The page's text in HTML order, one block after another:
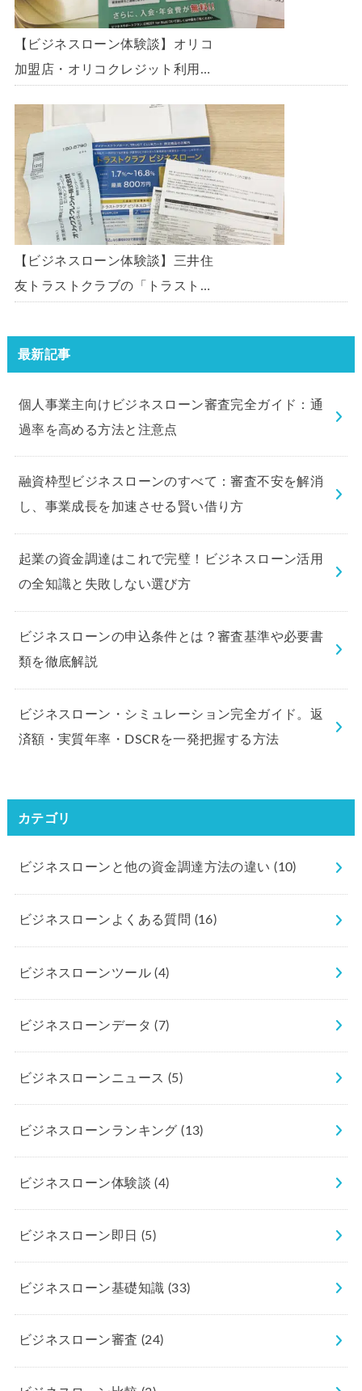
【ビジネスローン体験談】オリコ
加盟店・オリコクレジット利用中
「オリコビジネスサポートプラ
ン」を使う方法がないか、問い合
わせてみた。
【ビジネスローン体験談】三井住
友トラストクラブの「トラストク
験してみました。
最新記事
個人事業主向けビジネスローン審査完全ガイド：通
過率を高める方法と注意点
融資枠型ビジネスローンのすべて：審査不安を解消
し、事業成長を加速させる賢い借り方
起業の資金調達はこれで完璧！ビジネスローン活用
の全知識と失敗しない選び方
ビジネスローンの申込条件とは？審査基準や必要書
類を徹底解説
ビジネスローン・シミュレーション完全ガイド。返
済額・実質年率・DSCRを一発把握する方法
カテゴリ
ビジネスローンと他の資金調達方法の違い(10)
ビジネスローンよくある質問 (16)
ビジネスローンツール(4)
ビジネスローンデータ(7)
ビジネスローンニュース (5)
ビジネスローンランキング(13)
ビジネスローン体験談(4)
ビジネスローン即日 (5)
ビジネスローン基礎知識 (33)
ビジネスローン審査 (24)